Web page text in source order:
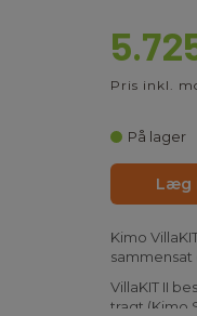
Pris inkl.
På lager
Læg
Kimo
VillaKIT II
tragt (Kimo